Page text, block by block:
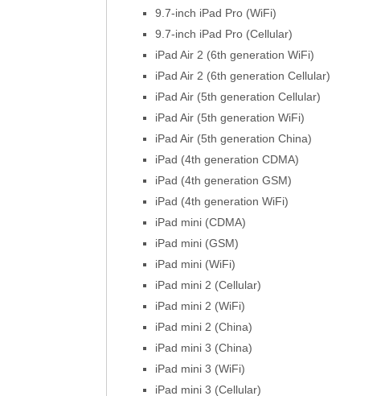
9.7-inch iPad Pro (WiFi)
9.7-inch iPad Pro (Cellular)
iPad Air 2 (6th generation WiFi)
iPad Air 2 (6th generation Cellular)
iPad Air (5th generation Cellular)
iPad Air (5th generation WiFi)
iPad Air (5th generation China)
iPad (4th generation CDMA)
iPad (4th generation GSM)
iPad (4th generation WiFi)
iPad mini (CDMA)
iPad mini (GSM)
iPad mini (WiFi)
iPad mini 2 (Cellular)
iPad mini 2 (WiFi)
iPad mini 2 (China)
iPad mini 3 (China)
iPad mini 3 (WiFi)
iPad mini 3 (Cellular)